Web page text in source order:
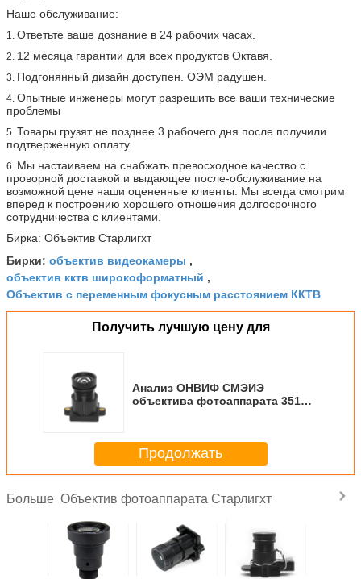
Наше обслуживание:
1. Ответьте ваше дознание в 24 рабочих часах.
2. 12 месяца гарантии для всех продуктов Октавя.
3. Подгонянный дизайн доступен. ОЭМ радушен.
4. Опытные инженеры могут разрешить все ваши технические
проблемы
5. Товары грузят не позднее 3 рабочего дня после получили
подтверженную оплату.
6. Мы настаиваем на снабжать превосходное качество с
проворной доставкой и выдающее после-обслуживание на
возможной цене наши оцененные клиенты. Мы всегда смотрим
вперед к построению хорошего отношения долгосрочного
сотрудничества с клиентами.
Бирка: Объектив Старлигхт
Бирки: объектив видеокамеры ,
объектив кктв широкоформатный ,
Объектив с переменным фокусным расстоянием ККТВ
Получить лучшую цену для
Анализ ОНВИФ СМЭИЭ
объектива фотоаппарата 3516К
Продолжать
Больше Объектив фотоаппарата Старлигхт